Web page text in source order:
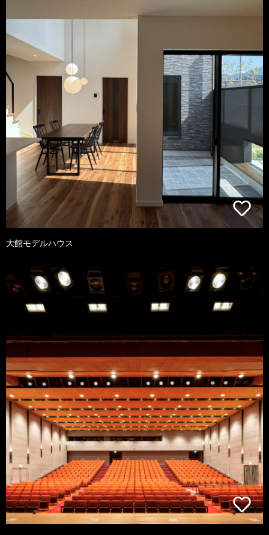
大館モデルハウス